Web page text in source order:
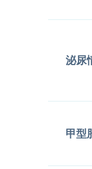
泌尿
甲型